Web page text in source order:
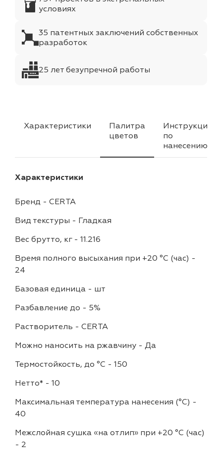
условиях
35 патентных заключений собственных
разработок
25 лет безупречной работы
Характеристики
Палитра
цветов
Инструкция
по
нанесению
Характеристики
Бренд - CERTA
Вид текстуры - Гладкая
Вес брутто, кг - 11.216
Время полного высыхания при +20 °С (час) -
24
Базовая единица - шт
Разбавление до - 5%
Растворитель - CERTA
Можно наносить на ржавчину - Да
Термостойкость, до °C - 150
Нетто* - 10
Максимальная температура нанесения (°С) -
40
Межслойная сушка «на отлип» при +20 °С (час)
- 2